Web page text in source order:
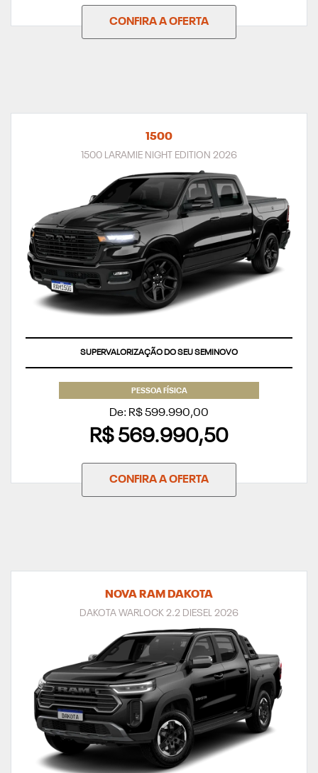
CONFIRA A OFERTA
1500
1500 LARAMIE NIGHT EDITION 2026
SUPERVALORIZAÇÃO DO SEU SEMINOVO
PESSOA FÍSICA
De: R$ 599.990,00
R$ 569.990,50
CONFIRA A OFERTA
NOVA RAM DAKOTA
DAKOTA WARLOCK 2.2 DIESEL 2026